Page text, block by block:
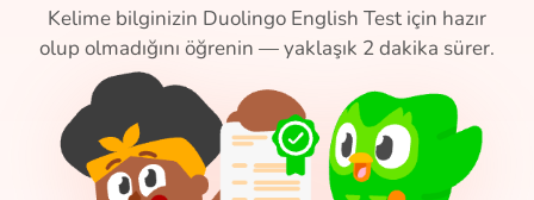
Kelime bilginizin Duolingo English Test için hazır
olup olmadığını öğrenin — yaklaşık 2 dakika sürer.